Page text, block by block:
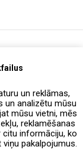
un reklāmas,
un analizētu mūsu
mūsu vietni, mēs
reklamēšanas
citu informāciju, ko
pakalpojumus.